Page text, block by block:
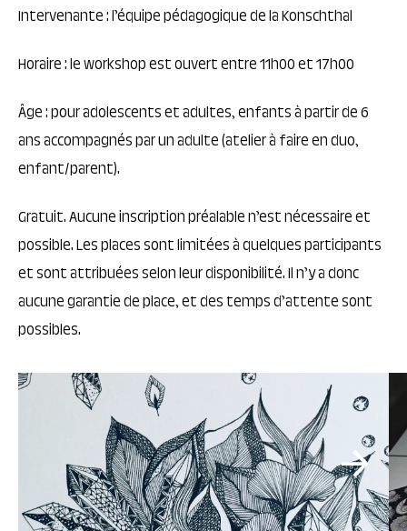
Intervenante : l’équipe pédagogique de la Konschthal
Horaire : le workshop est ouvert entre 11h00 et 17h00
Âge : pour adolescents et adultes, enfants à partir de 6
ans accompagnés par un adulte (atelier à faire en duo,
enfant/parent).
Gratuit. Aucune inscription préalable n’est nécessaire et
possible. Les places sont limitées à quelques participants
et sont attribuées selon leur disponibilité. Il n’y a donc
aucune garantie de place, et des temps d’attente sont
possibles.